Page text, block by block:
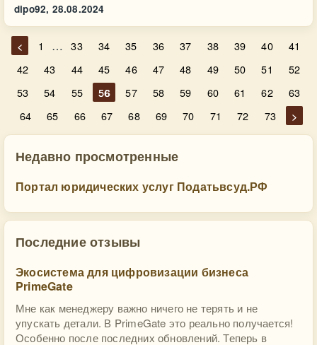
dipo92, 28.08.2024
< 1 … 33 34 35 36 37 38 39 40
41
42
43 44 45 46 47 48 49 50 51
52
53
54 55 56 57 58 59 60 61 62
63
64
65 66 67 68 69 70 71 72 73 >
Недавно просмотренные
Портал юридических услуг Податьвсуд.РФ
Последние отзывы
Экосистема для цифровизации бизнеса
PrimeGate
Мне как менеджеру важно ничего не терять и не
упускать детали. В PrimeGate это реально получается!
Особенно после последних обновлений. Теперь в